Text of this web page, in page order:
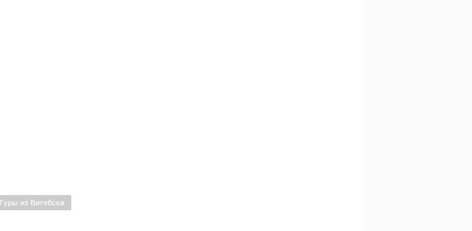
из Витебска